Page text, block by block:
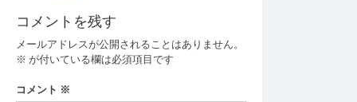
コメントを残す
メールアドレスが公開されることはありません。
※ が付いている欄は必須項目です
コメント ※